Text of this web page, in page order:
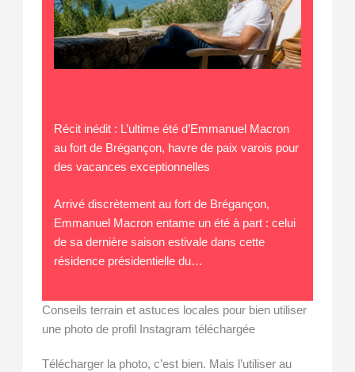
Récit inédit : L’ultime été d’Emmanuel Macron
au fort de Brégançon, havre de paix varois pour
des vacances exceptionnelles
Arrivé discrètement au fort de Brégançon,
Emmanuel Macron entame un été à part : celui
de sa dernière saison estivale dans cette
résidence présidentielle du…
Conseils terrain et astuces locales pour bien utiliser
une photo de profil Instagram téléchargée
Télécharger la photo, c’est bien. Mais l’utiliser au